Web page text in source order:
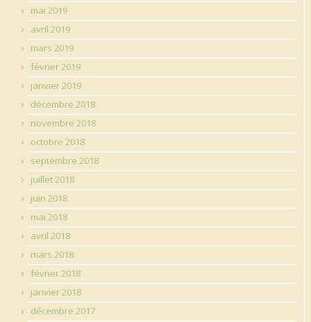
mai 2019
avril 2019
mars 2019
février 2019
janvier 2019
décembre 2018
novembre 2018
octobre 2018
septembre 2018
juillet 2018
juin 2018
mai 2018
avril 2018
mars 2018
février 2018
janvier 2018
décembre 2017